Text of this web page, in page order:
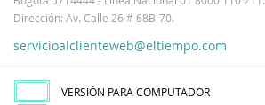
Dirección: Av. Calle 26 # 68B-70.
servicioalclienteweb@eltiempo.com
VERSIÓN PARA COMPUTADOR